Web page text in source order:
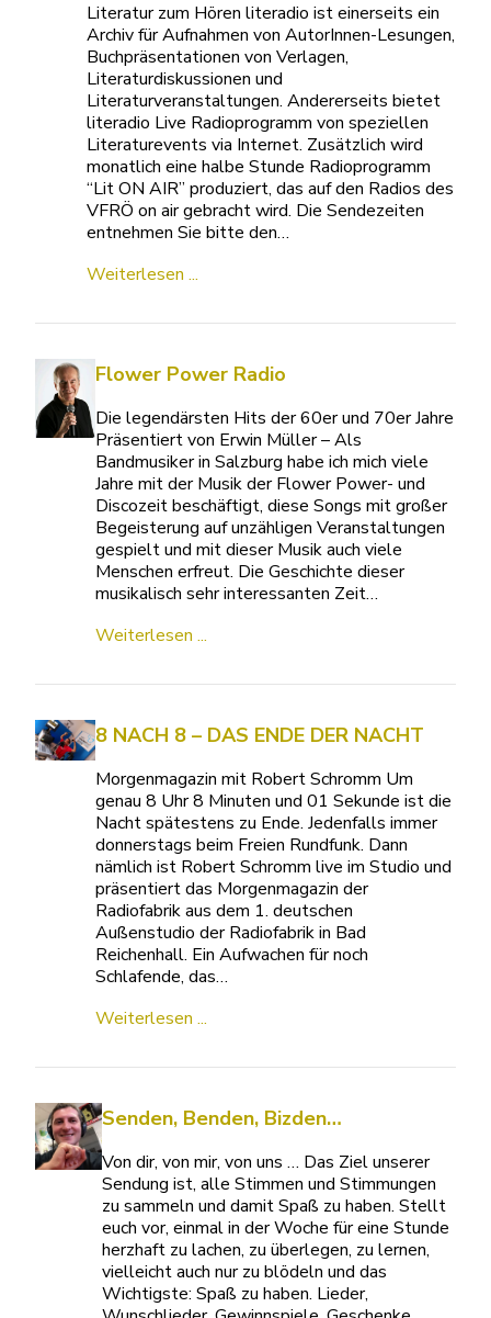
Literatur zum Hören literadio ist einerseits ein
Archiv für Aufnahmen von AutorInnen-Lesungen,
Buchpräsentationen von Verlagen,
Literaturdiskussionen und
Literaturveranstaltungen. Andererseits bietet
literadio Live Radioprogramm von speziellen
Literaturevents via Internet. Zusätzlich wird
monatlich eine halbe Stunde Radioprogramm
“Lit ON AIR” produziert, das auf den Radios des
VFRÖ on air gebracht wird. Die Sendezeiten
entnehmen Sie bitte den…
Weiterlesen ...
Flower Power Radio
Die legendärsten Hits der 60er und 70er Jahre
Präsentiert von Erwin Müller – Als
Bandmusiker in Salzburg habe ich mich viele
Jahre mit der Musik der Flower Power- und
Discozeit beschäftigt, diese Songs mit großer
Begeisterung auf unzähligen Veranstaltungen
gespielt und mit dieser Musik auch viele
Menschen erfreut. Die Geschichte dieser
musikalisch sehr interessanten Zeit…
Weiterlesen ...
8 NACH 8 – DAS ENDE DER NACHT
Morgenmagazin mit Robert Schromm Um
genau 8 Uhr 8 Minuten und 01 Sekunde ist die
Nacht spätestens zu Ende. Jedenfalls immer
donnerstags beim Freien Rundfunk. Dann
nämlich ist Robert Schromm live im Studio und
präsentiert das Morgenmagazin der
Radiofabrik aus dem 1. deutschen
Außenstudio der Radiofabrik in Bad
Reichenhall. Ein Aufwachen für noch
Schlafende, das…
Weiterlesen ...
Senden, Benden, Bizden…
Von dir, von mir, von uns … Das Ziel unserer
Sendung ist, alle Stimmen und Stimmungen
zu sammeln und damit Spaß zu haben. Stellt
euch vor, einmal in der Woche für eine Stunde
herzhaft zu lachen, zu überlegen, zu lernen,
vielleicht auch nur zu blödeln und das
Wichtigste: Spaß zu haben. Lieder,